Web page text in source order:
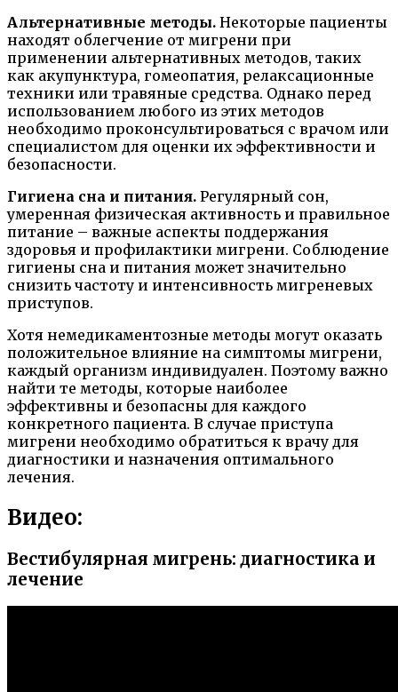
Альтернативные методы. Некоторые пациенты
находят облегчение от мигрени при
применении альтернативных методов, таких
как акупунктура, гомеопатия, релаксационные
техники или травяные средства. Однако перед
использованием любого из этих методов
необходимо проконсультироваться с врачом или
специалистом для оценки их эффективности и
безопасности.
Гигиена сна и питания. Регулярный сон,
умеренная физическая активность и правильное
питание – важные аспекты поддержания
здоровья и профилактики мигрени. Соблюдение
гигиены сна и питания может значительно
снизить частоту и интенсивность мигреневых
приступов.
Хотя немедикаментозные методы могут оказать
положительное влияние на симптомы мигрени,
каждый организм индивидуален. Поэтому важно
найти те методы, которые наиболее
эффективны и безопасны для каждого
конкретного пациента. В случае приступа
мигрени необходимо обратиться к врачу для
диагностики и назначения оптимального
лечения.
Видео:
Вестибулярная мигрень: диагностика и
лечение